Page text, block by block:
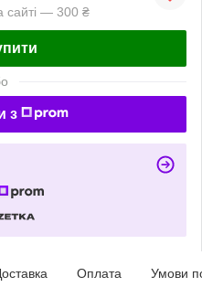
сайті — 300 ₴
з
Оплата Умови